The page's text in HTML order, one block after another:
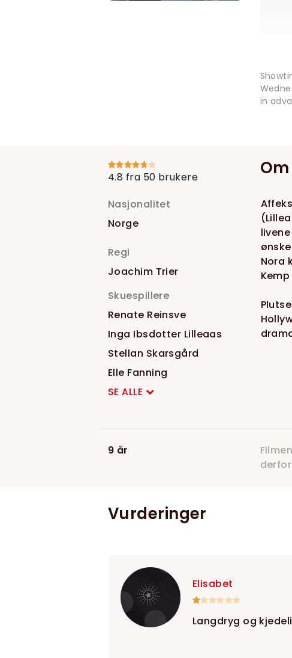
in
4.8 fra 50 brukere
Nasjonalitet
Norge
Regi
Joachim Trier
Skuespillere
Renate Reinsve
Inga Ibsdotter Lilleaas
Stellan Skarsgård
Elle Fanning
SE ALLE
Nora
9 år
Vurderinger
Elisabet
Langdryg og